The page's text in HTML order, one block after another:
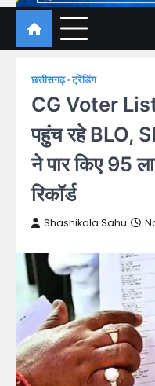
छत्तीसगढ़ ट्रेंडिंग
CG Voter
पहुंच रहे BLO,
ने पार किए 95
रिकॉर्ड
Shashikala Sahu